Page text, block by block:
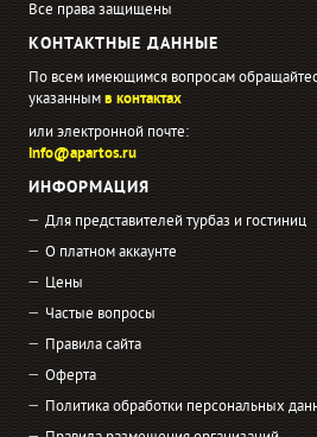
Все права защищены
КОНТАКТНЫЕ ДАННЫЕ
По всем имеющимся вопросам
указаннымв контактах
или электронной почте:
info@apartos.ru
ИНФОРМАЦИЯ
Для представителей турбаз и гостиниц
О платном аккаунте
Цены
Частые вопросы
Правила сайта
Оферта
Политика обработки персональных